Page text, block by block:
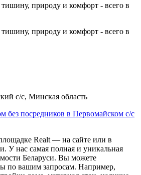
природу и комфорт - всего в
природу и комфорт - всего в
с/с, Минская область
без посредников в Первомайском с/с
Realt — на сайте или в
У нас самая полная и уникальная
Беларуси. Вы можете
по вашим запросам. Например,